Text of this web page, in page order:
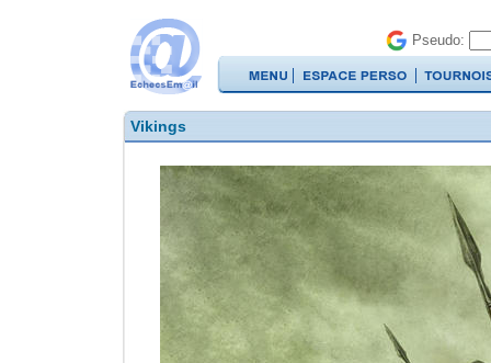
Pseudo:
Vikings